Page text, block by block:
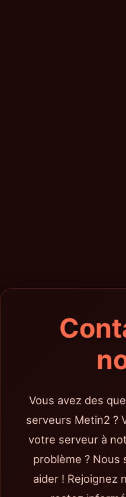
Vous avez des
serveurs Metin2 ?
votre serveur à
problème ? Nous
aider ! Rejoignez